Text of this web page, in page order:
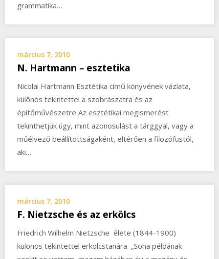
grammatika…
március 7, 2010
N. Hartmann – esztetika
Nicolai Hartmann Esztétika című könyvének vázlata,
különös tekintettel a szobrászatra és az
építőművészetre Az esztétikai megismerést
tekinthetjük úgy, mint azonosulást a tárggyal, vagy a
műélvező beállítottságaként, eltérően a filozófustól,
aki…
március 7, 2010
F. Nietzsche és az erkölcs
Friedrich Wilhelm Nietzsche élete (1844-1900)
különös tekintettel erkölcstanára „Soha példának